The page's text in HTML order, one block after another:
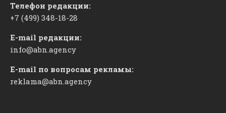
Телефон редакции:
+7 (499) 348-18-28
E-mail редакции:
info@abn.agency
E-mail по вопросам рекламы:
reklama@abn.agency